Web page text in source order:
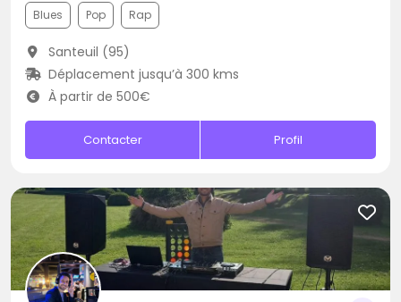
Blues Pop Rap
Santeuil (95)
Déplacement jusqu’à 300 kms
À partir de 500€
Contacter Profil